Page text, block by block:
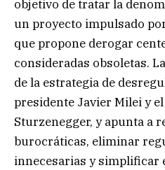
objetivo de tratar la
un proyecto impulsado
que propone derogar
consideradas obsoletas.
de la estrategia de
presidente Javier Milei y
Sturzenegger, y apunta a
burocráticas, eliminar
innecesarias y simplificar